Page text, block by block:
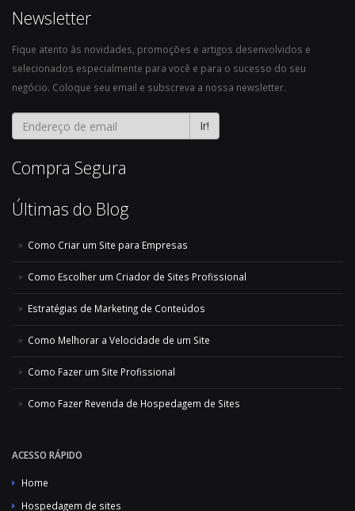
Newsletter
Fique atento às novidades, promoções e artigos desenvolvidos e
selecionados especialmente para você e para o sucesso do seu
negócio. Coloque seu email e subscreva a nossa newsletter.
Ir!
Compra Segura
Últimas do Blog
Como Criar um Site para Empresas
Como Escolher um Criador de Sites Profissional
Estratégias de Marketing de Conteúdos
Como Melhorar a Velocidade de um Site
Como Fazer um Site Profissional
Como Fazer Revenda de Hospedagem de Sites
ACESSO RÁPIDO
Home
Hospedagem de sites